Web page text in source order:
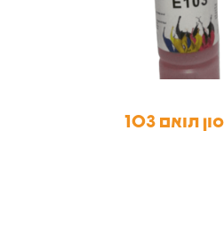
בקבוק דיו אפסון תואם 103